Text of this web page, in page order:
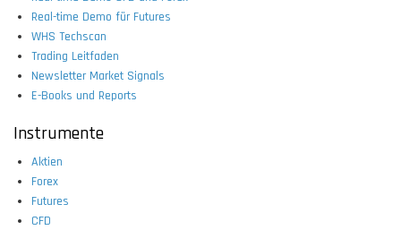
Real-time Demo für Futures
WHS Techscan
Trading Leitfaden
Newsletter Market Signals
E-Books und Reports
Instrumente
Aktien
Forex
Futures
CFD